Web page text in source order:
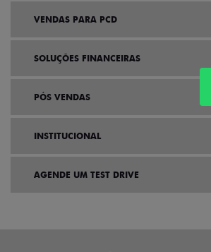
VENDAS PARA PCD
SOLUÇÕES FINANCEIRAS
PÓS VENDAS
INSTITUCIONAL
AGENDE UM TEST DRIVE